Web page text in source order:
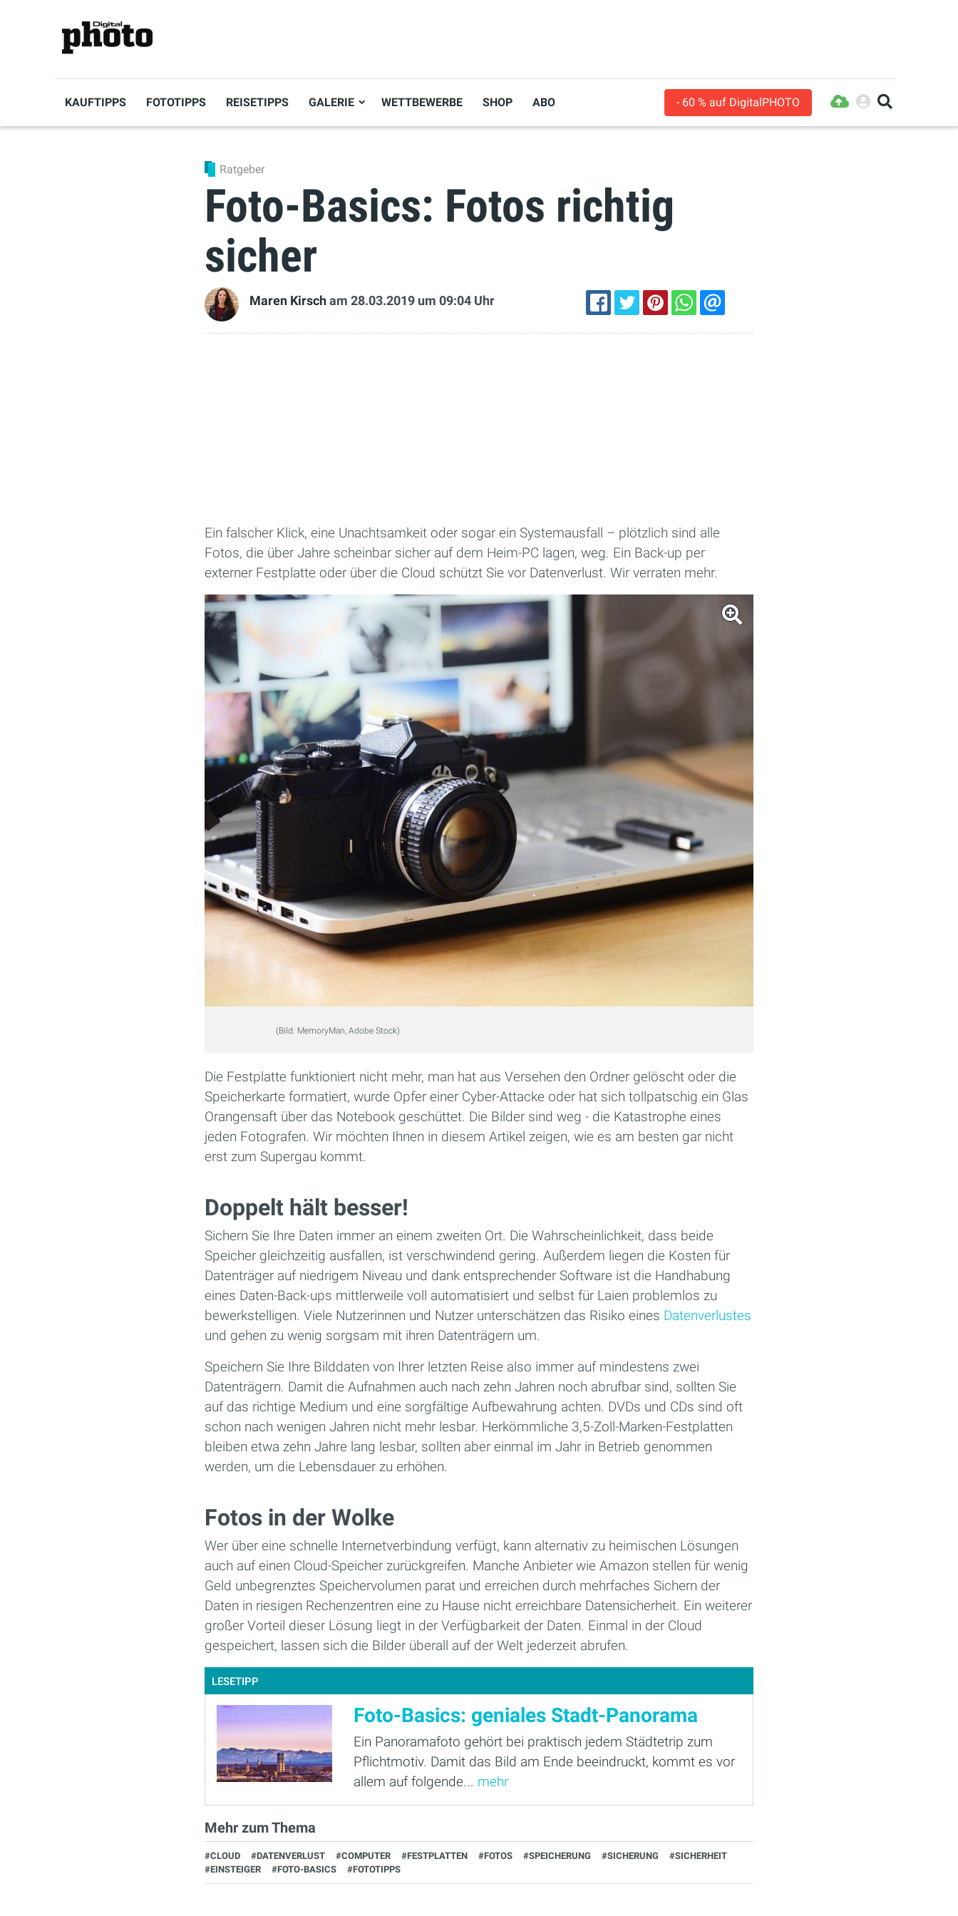
KAUFTIPPS FOTOTIPPS REISETIPPS GALERIE WETTBEWERBE SHOP ABO - 60 % auf DigitalPHOTO
Ratgeber
Foto-Basics: Fotos richtig
sicher
Maren Kirsch am 28.03.2019 um 09:04 Uhr
Ein falscher Klick, eine Unachtsamkeit oder sogar ein Systemausfall – plötzlich sind alle
Fotos, die über Jahre scheinbar sicher auf dem Heim-PC lagen, weg. Ein Back-up per
externer Festplatte oder über die Cloud schützt Sie vor Datenverlust. Wir verraten mehr.
(Bild: MemoryMan, Adobe Stock)
Die Festplatte funktioniert nicht mehr, man hat aus Versehen den Ordner gelöscht oder die
Speicherkarte formatiert, wurde Opfer einer Cyber-Attacke oder hat sich tollpatschig ein Glas
Orangensaft über das Notebook geschüttet. Die Bilder sind weg - die Katastrophe eines
jeden Fotografen. Wir möchten Ihnen in diesem Artikel zeigen, wie es am besten gar nicht
erst zum Supergau kommt.
Doppelt hält besser!
Sichern Sie Ihre Daten immer an einem zweiten Ort. Die Wahrscheinlichkeit, dass beide
Speicher gleichzeitig ausfallen, ist verschwindend gering. Außerdem liegen die Kosten für
Datenträger auf niedrigem Niveau und dank entsprechender Software ist die Handhabung
eines Daten-Back-ups mittlerweile voll automatisiert und selbst für Laien problemlos zu
bewerkstelligen. Viele Nutzerinnen und Nutzer unterschätzen das Risiko eines Datenverlustes
und gehen zu wenig sorgsam mit ihren Datenträgern um.
Speichern Sie Ihre Bilddaten von Ihrer letzten Reise also immer auf mindestens zwei
Datenträgern. Damit die Aufnahmen auch nach zehn Jahren noch abrufbar sind, sollten Sie
auf das richtige Medium und eine sorgfältige Aufbewahrung achten. DVDs und CDs sind oft
schon nach wenigen Jahren nicht mehr lesbar. Herkömmliche 3,5-Zoll-Marken-Festplatten
bleiben etwa zehn Jahre lang lesbar, sollten aber einmal im Jahr in Betrieb genommen
werden, um die Lebensdauer zu erhöhen.
Fotos in der Wolke
Wer über eine schnelle Internetverbindung verfügt, kann alternativ zu heimischen Lösungen
auch auf einen Cloud-Speicher zurückgreifen. Manche Anbieter wie Amazon stellen für wenig
Geld unbegrenztes Speichervolumen parat und erreichen durch mehrfaches Sichern der
Daten in riesigen Rechenzentren eine zu Hause nicht erreichbare Datensicherheit. Ein weiterer
großer Vorteil dieser Lösung liegt in der Verfügbarkeit der Daten. Einmal in der Cloud
gespeichert, lassen sich die Bilder überall auf der Welt jederzeit abrufen.
LESETIPP
Foto-Basics: geniales Stadt-Panorama
Ein Panoramafoto gehört bei praktisch jedem Städtetrip zum
Pflichtmotiv. Damit das Bild am Ende beeindruckt, kommt es vor
allem auf folgende... mehr
Mehr zum Thema
#CLOUD #DATENVERLUST #COMPUTER #FESTPLATTEN #FOTOS #SPEICHERUNG #SICHERUNG
#SICHERHEIT
#EINSTEIGER
#FOTO-BASICS #FOTOTIPPS